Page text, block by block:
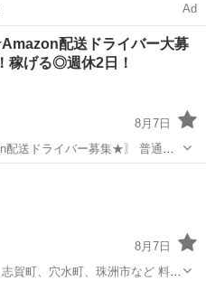
Ad
配送ドライバー大募
稼げる◎週休2日！
8月7日
送ドライバー募集★〗 普通免
度】で安心スタート♪ 軽くて小
ない方や女性も活躍中です！☆
8月7日